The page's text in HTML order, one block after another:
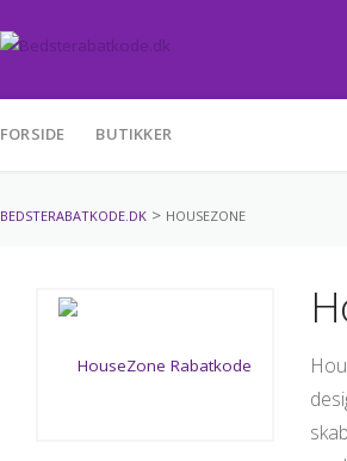
to
FORSIDE BUTIKKER
BEDSTERABATKODE.DK > HOUSEZONE